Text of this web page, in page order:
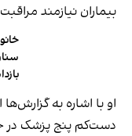
بیماران نیازمند
او با اشاره به
دست‌کم پنج پزشک در